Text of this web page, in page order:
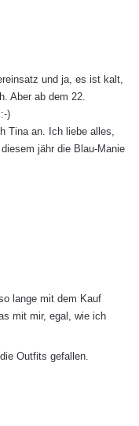
und ja, es ist kalt,
Aber ab dem 22.
)
Tina an. Ich liebe alles,
jähr die Blau-Manie
lange mit dem Kauf
mit mir, egal, wie ich
Outfits gefallen.